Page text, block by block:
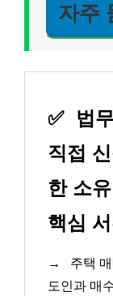
자주
✅
법
직접
한 소
핵심
→
주택
도인과 매